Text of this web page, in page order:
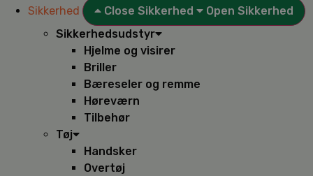
Sikkerhed Close Sikkerhed
Open Sikkerhed
Sikkerhedsudstyr
Hjelme og visirer
Briller
Bæreseler og remme
Høreværn
Tilbehør
Tøj
Handsker
Overtøj